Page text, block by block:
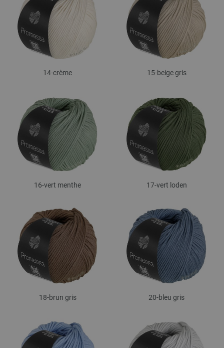
14-crème 15-beige gris
16-vert menthe 17-vert loden
18-brun gris 20-bleu gris